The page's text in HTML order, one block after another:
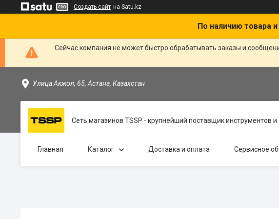
Создать сайт на Satu.kz
По наличию товара
Сейчас компания не может быстро обрабатывать заказы и
Улица Акжол, 65, Астана, Казахстан
Сеть магазинов TSSP - крупнейший поставщик инструментов
Главная Каталог Доставка и оплата Сервисное